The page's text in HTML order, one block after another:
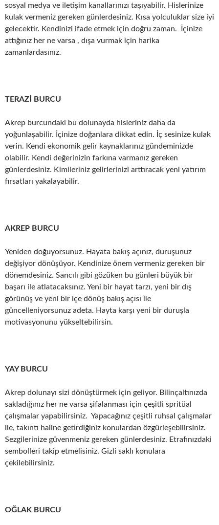
sosyal medya ve iletişim kanallarınızı taşıyabilir. Hislerinize
kulak vermeniz gereken günlerdesiniz. Kısa yolculuklar size iyi
gelecektir. Kendinizi ifade etmek için doğru zaman. İçinize
attığınız her ne varsa , dışa vurmak için harika
zamanlardasınız.
TERAZİ BURCU
Akrep burcundaki bu dolunayda hisleriniz daha da
yoğunlaşabilir. İçinize doğanlara dikkat edin. İç sesinize kulak
verin. Kendi ekonomik gelir kaynaklarınız gündeminizde
olabilir. Kendi değerinizin farkına varmanız gereken
günlerdesiniz. Kimileriniz gelirlerinizi arttıracak yeni yatırım
fırsatları yakalayabilir.
AKREP BURCU
Yeniden doğuyorsunuz. Hayata bakış açınız, duruşunuz
değişiyor dönüşüyor. Kendinize önem vermeniz gereken bir
dönemdesiniz. Sancılı gibi gözüken bu günleri büyük bir
başarı ile atlatacaksınız. Yeni bir hayat tarzı, yeni bir dış
görünüş ve yeni bir içe dönüş bakış açısı ile
güncelleniyorsunuz adeta. Hayta karşı yeni bir duruşla
motivasyonunu yükseltebilirsin.
YAY BURCU
Akrep dolunayı sizi dönüştürmek için geliyor. Bilinçaltınızda
sakladığınız her ne varsa şifalanması için çeşitli spritüal
çalışmalar yapabilirsiniz. Yapacağınız çeşitli ruhsal çalışmalar
ile, takıntı haline getirdiğiniz konulardan özgürleşebilirsiniz.
Sezgilerinize güvenmeniz gereken günlerdesiniz. Etrafınızdaki
sembolleri takip etmelisiniz. Gizli saklı konulara
çekilebilirsiniz.
OĞLAK BURCU